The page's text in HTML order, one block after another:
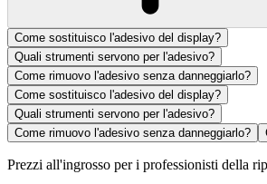
Come sostituisco l'adesivo del display?
Quali strumenti servono per l'adesivo?
Come rimuovo l'adesivo senza danneggiarlo?
Come sostituisco l'adesivo del display?
Quali strumenti servono per l'adesivo?
Come rimuovo l'adesivo senza danneggiarlo?
Prezzi all'ingrosso per i professionisti della